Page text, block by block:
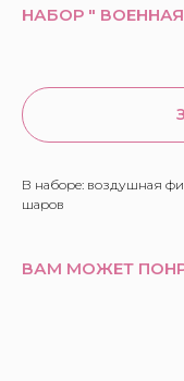
НАБОР "
В наборе: воздушная
шаров
ВАМ МОЖЕТ